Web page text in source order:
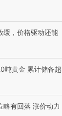
缓，价格驱动还能
吨黄金 累计储备超
略有回落 涨价动力